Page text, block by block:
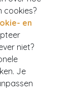
cookies?
en
niet?
Je